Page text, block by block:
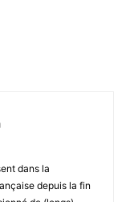
dans la
depuis la fin